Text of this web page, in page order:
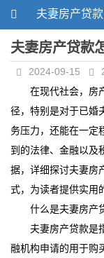
夫妻房产贷
夫妻房产贷款
2024-09-15
在现代社会，房
径，特别是对于已婚
务压力，还能在一定
到的法律、金融以及
据，详细探讨夫妻房
式，为读者提供实用
什么是夫妻房产
夫妻房产贷款是
融机构申请的用于购